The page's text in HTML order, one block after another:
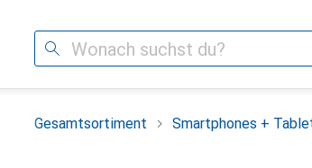
Suche
Gesamtsortiment Smartphones +